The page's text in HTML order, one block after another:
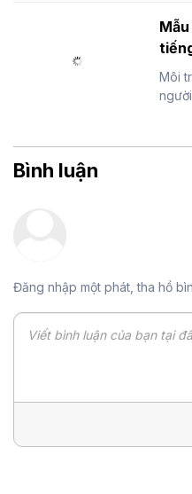
Môi
Bình luận
Đăng nhập một phát, tha hồ